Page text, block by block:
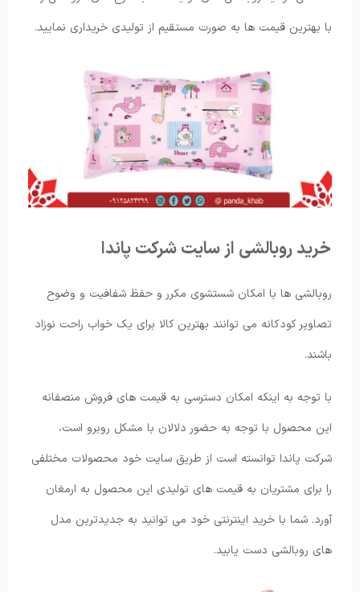
با بهترین قیمت ها به صورت مستقیم از تولیدی خریداری نمایید.
خرید روبالشی از سایت شرکت پاندا
روبالشی ها با امکان شستشوی مکرر و حفظ شفافیت و وضوح
تصاویر کودکانه می ‌توانند بهترین کالا برای یک خواب راحت نوزاد
باشند.
با توجه به اینکه امکان دسترسی به قیمت های فروش منصفانه
این محصول با توجه به حضور دلالان با مشکل روبرو است،
شرکت پاندا توانسته است از طریق سایت خود محصولات مختلفی
را برای مشتریان به قیمت های تولیدی این محصول به ارمغان
آورد. شما با خرید اینترنتی خود می توانید به جدیدترین مدل
های روبالشی دست یابید.